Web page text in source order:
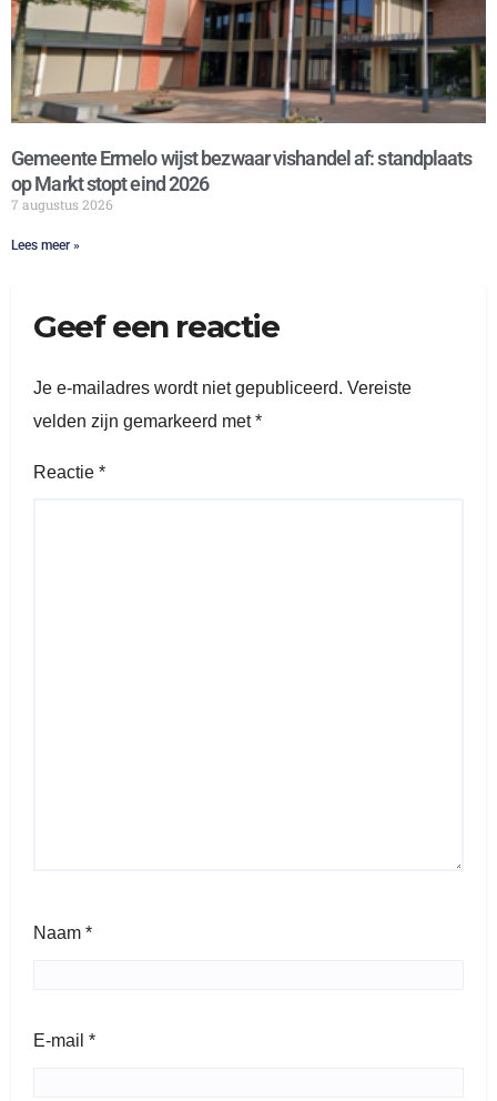
Gemeente Ermelo wijst bezwaar vishandel af: standplaats
op Markt stopt eind 2026
7 augustus 2026
Lees meer »
Geef een reactie
Je e-mailadres wordt niet gepubliceerd. Vereiste
velden zijn gemarkeerd met*
Reactie *
Naam *
E-mail *